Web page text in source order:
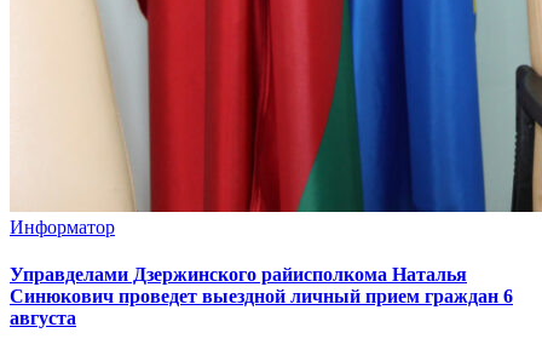
Информатор
Управделами Дзержинского райисполкома Наталья
Синюкович проведет выездной личный прием граждан 6
августа